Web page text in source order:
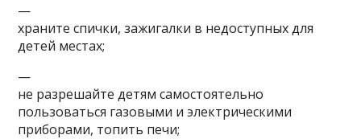
—
храните спички, зажигалки в недоступных для
детей местах;
—
не разрешайте детям самостоятельно
пользоваться газовыми и электрическими
приборами, топить печи;